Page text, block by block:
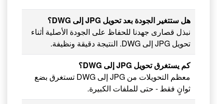
هل ستتغير الجودة بعد تحويل JPG إلى DWG؟
نبذل قصارى جهدنا للحفاظ على الجودة الأصلية أثناء
تحويل JPG إلى DWG. النتيجة دقيقة ونظيفة.
كم يستغرق تحويل JPG إلى DWG؟
معظم التحويلات من JPG إلى DWG تستغرق بضع
ثوانٍ فقط - حتى للملفات الكبيرة.